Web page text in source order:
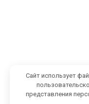
Сайт использует
представления